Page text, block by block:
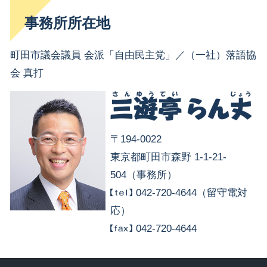
事務所所在地
町田市議会議員 会派「自由民主党」／（一社）落語協
会 真打
〒194-0022
東京都町田市森野 1-1-21-
504（事務所）
042-720-4644（留守電対
応）
042-720-4644